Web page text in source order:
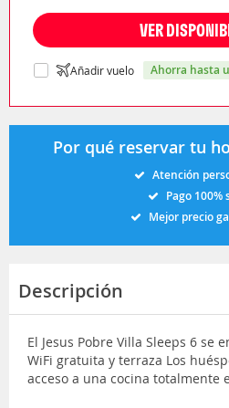
VER
Añadir vuelo ahorra hasta
Por qué reservar tu
Atención
Pago 100%
Mejor precio
Descripción
El Jesus Pobre Villa Sleeps 6 se
WiFi gratuita y terraza Los
acceso a una cocina totalmente